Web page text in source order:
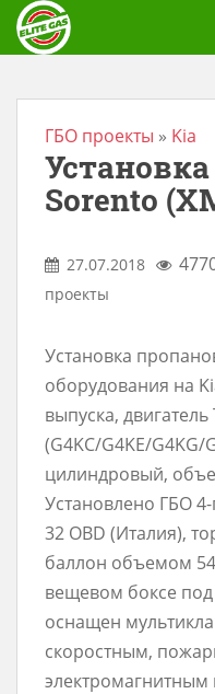
ГБО проекты » Kia
Sorento
27.07.2018
проекты
Установка
оборудования на
выпуска, двигатель
(G4KC/G4KE/
цилиндровый,
Установлено ГБО
32 OBD (Италия),
баллон объемом
вещевом боксе
оснащен
скоростным,